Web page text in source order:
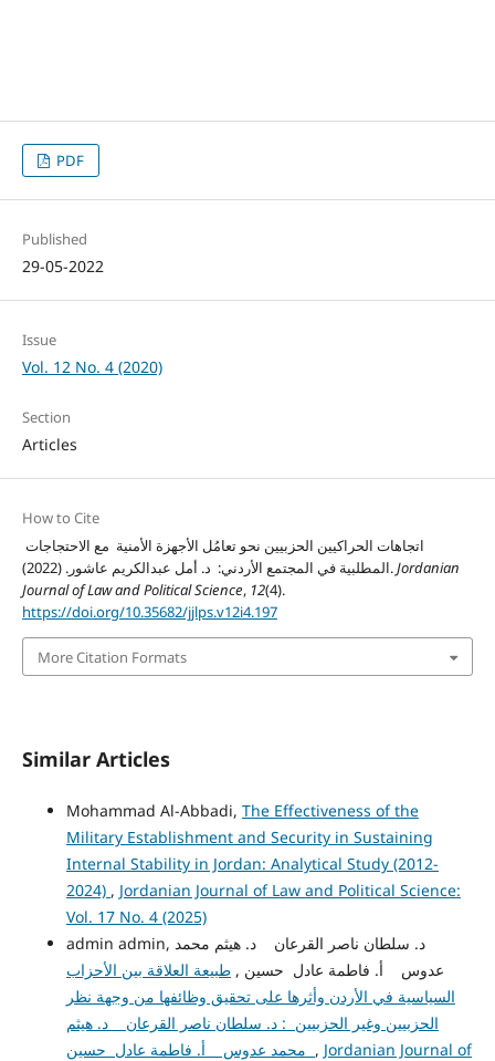
PDF
Published
29-05-2022
Issue
Vol. 12 No. 4 (2020)
Section
Articles
How to Cite
المطلبية في المجتمع الأردني: د. أمل عبدالكريم عاشور. (2022).Jordanian
Journal of Law and Political Science, 12(4).
https://doi.org/10.35682/jjlps.v12i4.197
More Citation Formats
Similar Articles
Mohammad Al-Abbadi, The Effectiveness of the
Military Establishment and Security in Sustaining
Internal Stability in Jordan: Analytical Study (2012-
2024) , Jordanian Journal of Law and Political Science:
Vol. 17 No. 4 (2025)
admin admin, د. سلطان ناصر القرعان د. هيثم محمد
عدوس أ. فاطمة عادل حسين ,طبيعة العلاقة بين الأحزاب
السياسية في الأردن وأثرها على تحقيق وظائفها من وجهة نظر
الحزبيين وغير الحزبيين : د. سلطان ناصر القرعان د. هيثم
, Jordanian Journal of